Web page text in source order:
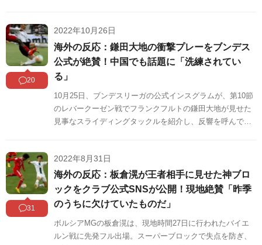
Sや掲示板などからまとめましたのでご覧ください。
20
2022年10月26日
海外の反応：鎌田大地の衝撃プレーをブンデス
公式が絶賛！中国でも話題に「洗練されてい
る」
10月25日、ブンデスリーガの公式インスグラムが、第10節
のレバークーゼン戦でフランクフルトの鎌田大地が見せた
見事なスライディングタックルを紹介し、反響を呼んでい
らまとめましたのでご覧ください。
31
2022年8月31日
海外の反応：板倉滉が王者相手に見せた神ブロ
ックをクラブ公式SNSが公開！現地絶賛「昨季
のうちに欠けていたものだ」
ボルシアMGの板倉滉は、現地時間27日に行われたバイエ
ルン戦に先発フル出場。スーパーブロックで失点を防ぎ、